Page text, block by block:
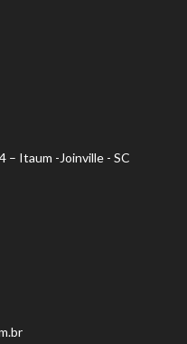
– Itaum -Joinville - SC